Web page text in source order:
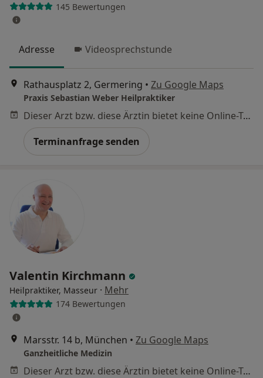
145 Bewertungen
Adresse Videosprechstunde
Rathausplatz 2, Germering • Zu Google Maps
Praxis Sebastian Weber Heilpraktiker
Dieser Arzt bzw. diese Ärztin bietet keine Online-Terminbuchung an diesem Standort an.
Terminanfrage senden
Valentin Kirchmann
Heilpraktiker, Masseur · Mehr
174 Bewertungen
Marsstr. 14 b, München • Zu Google Maps
Ganzheitliche Medizin
Dieser Arzt bzw. diese Ärztin bietet keine Online-Terminbuchung an diesem Standort an.